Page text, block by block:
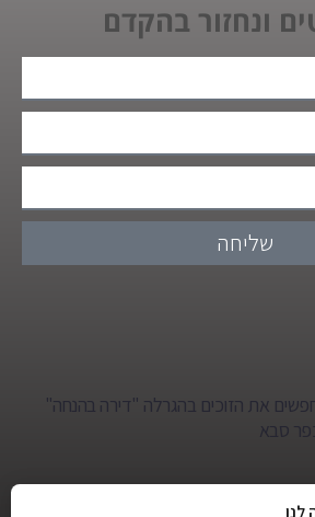
ונחזור בהקדם
שליחה
את הזוכים בהגרלה "דירה בהנחה"
סבא
הילדים של מרים סיטי יהפוך למגדל מגורים:לנו